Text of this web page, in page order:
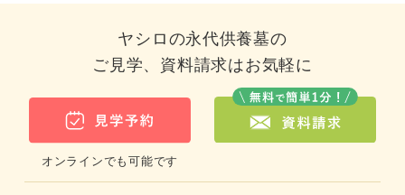
ヤシロの永代供養墓の
ご見学、資料請求はお気軽に
オンラインでも可能です